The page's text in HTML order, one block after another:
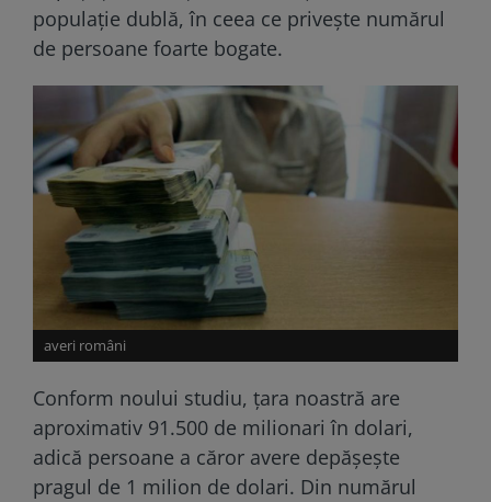
populaţie dublă, în ceea ce priveşte numărul
de persoane foarte bogate.
averi români
Conform noului studiu, țara noastră are
aproximativ 91.500 de milionari în dolari,
adică persoane a căror avere depăşeşte
pragul de 1 milion de dolari. Din numărul